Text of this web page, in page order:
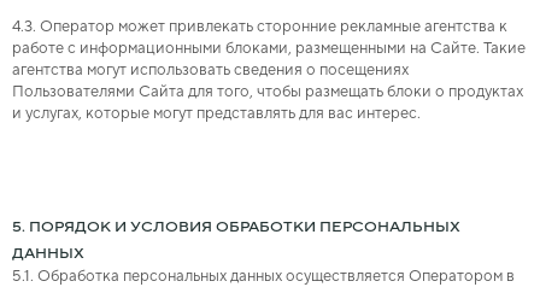
4.3. Оператор может привлекать сторонние рекламные агентства к
работе с информационными блоками, размещенными на Сайте. Такие
агентства могут использовать сведения о посещениях
Пользователями Сайта для того, чтобы размещать блоки о продуктах
и услугах, которые могут представлять для вас интерес.
5. ПОРЯДОК И УСЛОВИЯ ОБРАБОТКИ ПЕРСОНАЛЬНЫХ
ДАННЫХ
5.1. Обработка персональных данных осуществляется Оператором в